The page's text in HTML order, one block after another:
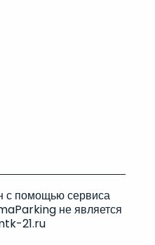
с помощью сервиса
не является
21.ru